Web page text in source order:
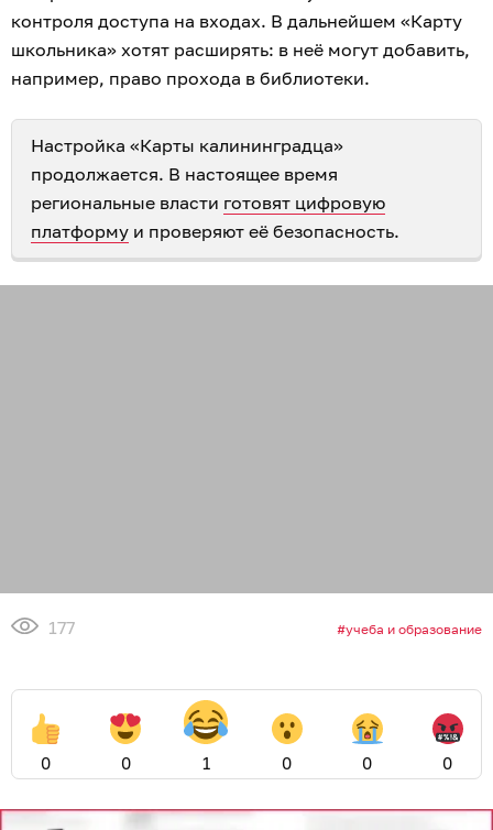
контроля доступа на входах. В дальнейшем «Карту
школьника» хотят расширять: в неё могут добавить,
например, право прохода в библиотеки.
Настройка «Карты калининградца»
продолжается. В настоящее время
региональные власти готовят цифровую
платформу и проверяют её безопасность.
177 учеба и образование
0 0 1 0 0 0